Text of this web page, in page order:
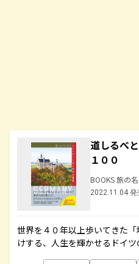
道しるべ
１００
BOOKS 旅の
2022.11.04 発
世界を４０年以上歩いてきた
けする、人生を輝かせるドイ